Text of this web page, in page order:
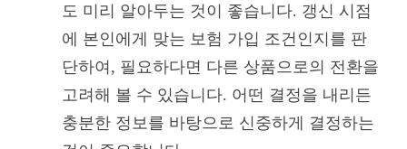
도 미리 알아두는 것이 좋습니다. 갱신 시점
에 본인에게 맞는 보험 가입 조건인지를 판
단하여, 필요하다면 다른 상품으로의 전환을
고려해 볼 수 있습니다. 어떤 결정을 내리든
충분한 정보를 바탕으로 신중하게 결정하는